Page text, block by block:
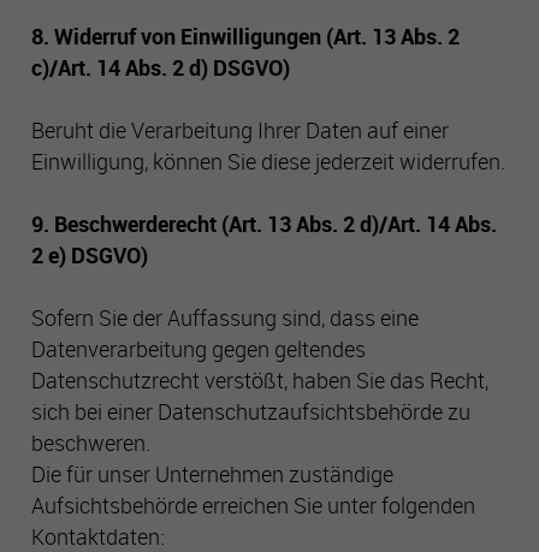
8. Widerruf von Einwilligungen (Art. 13 Abs. 2
c)/Art. 14 Abs. 2 d) DSGVO)
Beruht die Verarbeitung Ihrer Daten auf einer
Einwilligung, können Sie diese jederzeit widerrufen.
9. Beschwerderecht (Art. 13 Abs. 2 d)/Art. 14 Abs.
2 e) DSGVO)
Sofern Sie der Auffassung sind, dass eine
Datenverarbeitung gegen geltendes
Datenschutzrecht verstößt, haben Sie das Recht,
sich bei einer Datenschutzaufsichtsbehörde zu
beschweren.
Die für unser Unternehmen zuständige
Aufsichtsbehörde erreichen Sie unter folgenden
Kontaktdaten: